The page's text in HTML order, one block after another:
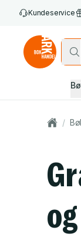
Kundeservice
/